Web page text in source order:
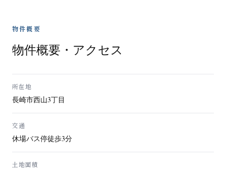
物件概要
物件概要・アクセス
所在地
長崎市西山3丁目
交通
休場バス停徒歩3分
土地面積